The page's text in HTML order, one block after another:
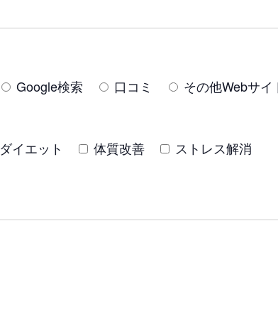
Google検索 口コミ
その他Webサイ
ダイエット 体質改善
ストレス解消